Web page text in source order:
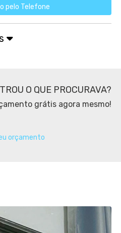
pelo Telefone
O QUE PROCURAVA?
grátis agora mesmo!
orçamento